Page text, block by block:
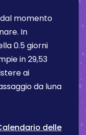
momento
In
0.5 giorni
in 29,53
ai
da luna
delle